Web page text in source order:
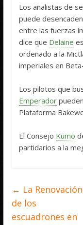
Los analistas de
puede
entre las fuerzas
dice que Delaine
ordenado a la
imperiales en
Los pilotos que
Emperador
Plataforma
El Consejo Kumo
partidarios a la
← La Renovación
de los
escuadrones en